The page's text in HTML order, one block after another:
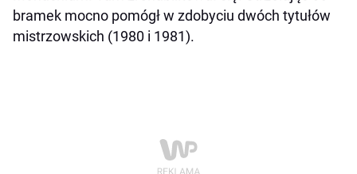
bramek mocno pomógł w zdobyciu dwóch tytułów
mistrzowskich (1980 i 1981).